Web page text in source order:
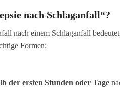
nach Schlaganfall“?
nach einem Schlaganfall
Formen:
der ersten Stunden oder Tage